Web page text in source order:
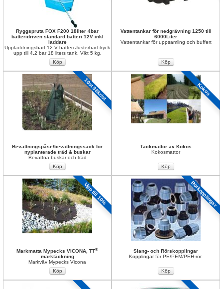
Ryggspruta FOX F200 18liter 4bar
batteridriven standard batteri 12V inkl
laddare
Uppladdningsbart 12 V batteri Justerbart tryck
upp till 4,2 bar 18 liters tank. Vikt 5 kg.
Vattentankar för nedgrävning 1250 till
6000Liter
Vattentankar för uppsamling och buffert
10st 98kr/st
Bevattningspåse/bevattningssäck för
nyplanterade träd & buskar
Bevattna buskar och träd
Kokos
Täckmattor av Kokos
Kokosmattor
Upp till 10%
Markmatta Mypecks VICONA, TT®
marktäckning
Markväv Mypecks Vicona
Rörkopplingar
Slang- och Rörskopplingar
Kopplingar för PE/PEM/PEH-rör.